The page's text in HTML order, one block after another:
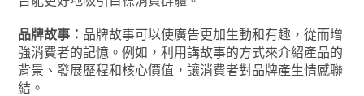
品牌故事： 品牌故事可以使廣告更加生動和有趣，從而增
強消費者的記憶。例如，利用講故事的方式來介紹產品的
背景、發展歷程和核心價值，讓消費者對品牌產生情感聯
結。